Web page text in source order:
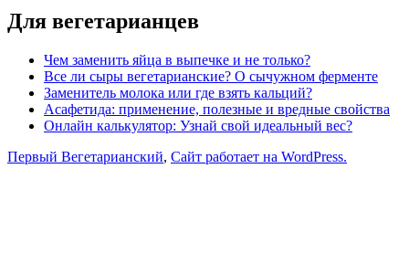
Для вегетарианцев
Чем заменить яйца в выпечке и не только?
Все ли сыры вегетарианские? О сычужном ферменте
Заменитель молока или где взять кальций?
Асафетида: применение, полезные и вредные свойства
Онлайн калькулятор: Узнай свой идеальный вес?
Первый Вегетарианский, Сайт работает на WordPress.